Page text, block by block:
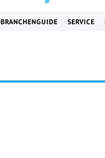
BRANCHENGUIDE SERVICE